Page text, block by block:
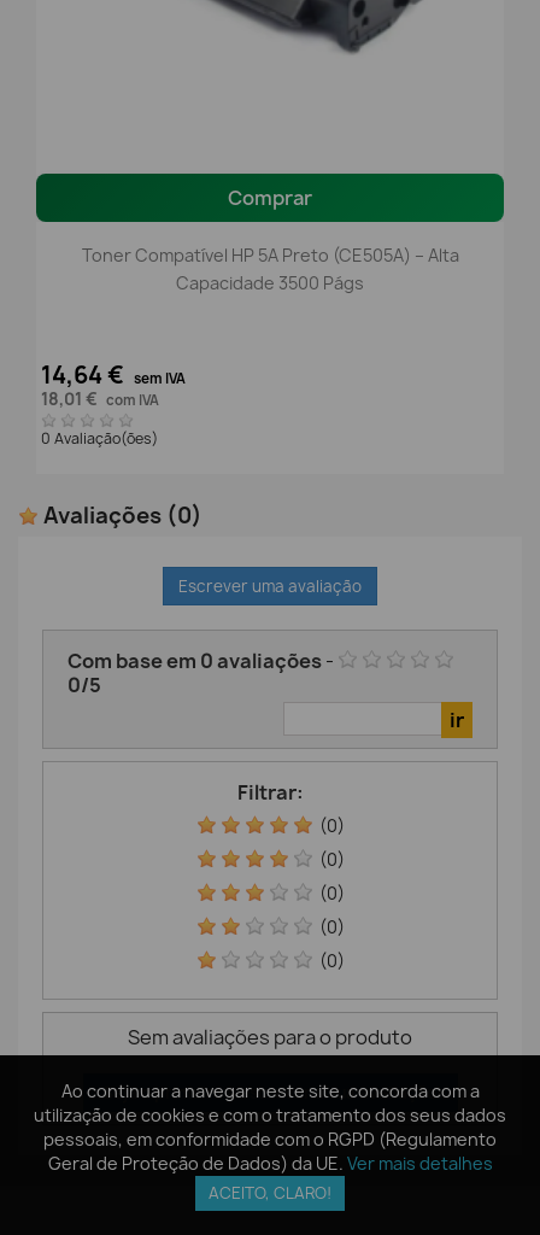
Ao continuar a navegar neste site, concorda com a
utilização de cookies e com o tratamento dos seus dados
pessoais, em conformidade com o RGPD (Regulamento
Geral de Proteção de Dados) da UE. Ver mais detalhes
ACEITO, CLARO!
Comprar
Toner Compatível HP 5A Preto (CE505A) – Alta
Capacidade 3500 Págs
14,64 € sem IVA
18,01 € com IVA
0 Avaliação(ões)
Avaliações (0)
Escrever uma avaliação
Com base em 0avaliações-
0/5
Filtrar:
(0)
(0)
(0)
(0)
(0)
Sem avaliações para o produto
Seja o primeiro a escrever a sua avaliação!
Ao continuar a navegar neste site, concorda com a
utilização de cookies e com o tratamento dos seus dados
pessoais, em conformidade com o RGPD (Regulamento
Geral de Proteção de Dados) da UE. Ver mais detalhes
ACEITO, CLARO!